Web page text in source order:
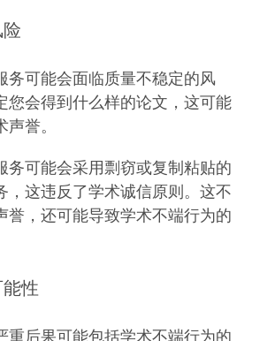
务可能会面临质量不稳定的风
您会得到什么样的论文，这可能
誉。
务可能会采用剽窃或复制粘贴的
，这违反了学术诚信原则。这不
誉，还可能导致学术不端行为的
性
重后果可能包括学术不端行为的